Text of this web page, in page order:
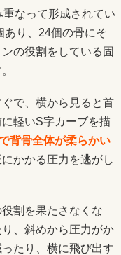
なって形成されてい
あり、24個の骨にそ
の役割をしている固
で、横から見ると首
軽いS字カーブを描
背骨全体が柔らかい
にかかる圧力を逃がし
割を果たさなくな
、斜めから圧力がか
たり、横に飛び出す